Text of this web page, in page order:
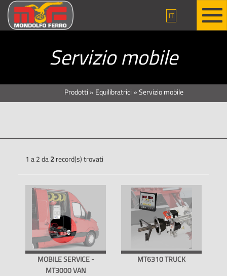
IT
Servizio mobile
Prodotti » Equilibratrici »Servizio mobile
1 a 2 da2record(s) trovati
MOBILE SERVICE -
MT3000 VAN
MT6310 TRUCK